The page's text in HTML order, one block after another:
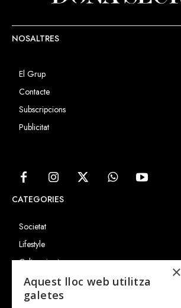
NOSALTRES
El Grup
Contacte
Subscripcions
Publicitat
CATEGORIES
Societat
Lifestyle
Cultura i art
Entrevistes
Gastronomia
×
Aquest lloc web utilitza
galetes